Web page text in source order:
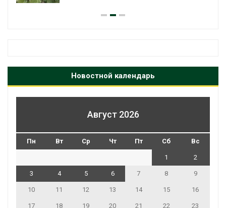
Новостной календарь
Август 2026
Пн Вт Ср Чт Пт Сб Вс
1 2
3 4 5 6 7 8 9
10 11 12 13 14 15 16
17 18 19 20 21 22 23